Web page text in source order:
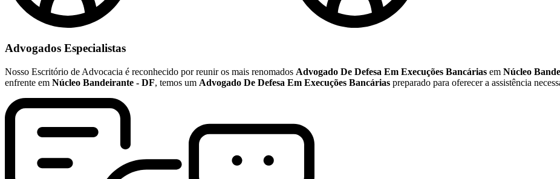
Advogados Especialistas
Nosso Escritório de Advocacia é reconhecido por reunir os mais renomados Advogado De Defesa Em Execuções Bancárias em Núcleo
enfrente em Núcleo Bandeirante - DF, temos um Advogado De Defesa Em Execuções Bancárias preparado para oferecer a assistência